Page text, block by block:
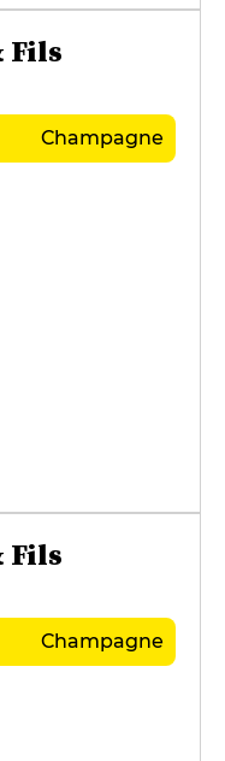
Fils
Champagne
Fils
Champagne